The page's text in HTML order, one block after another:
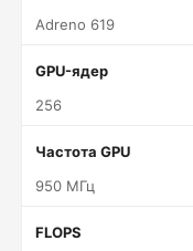
Adreno 619
GPU-ядер
256
Частота GPU
950 МГц
FLOPS